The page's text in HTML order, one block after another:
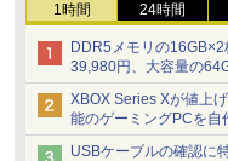
1時間 24時間
DDR5メモリの
39,980円、大容量の
[8月前半のメモリ価
XBOX Series Xが値上
能のゲーミングPCを自
【石田賀津男の『酒の
USBケーブルの確認に